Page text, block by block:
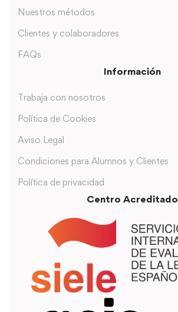
Nuestros métodos
Clientes y colaboradores
FAQs
Información
Trabaja con nosotros
Política de Cookies
Aviso Legal
Condiciones para Alumnos y Clientes
Política de privacidad
Centro Acreditado